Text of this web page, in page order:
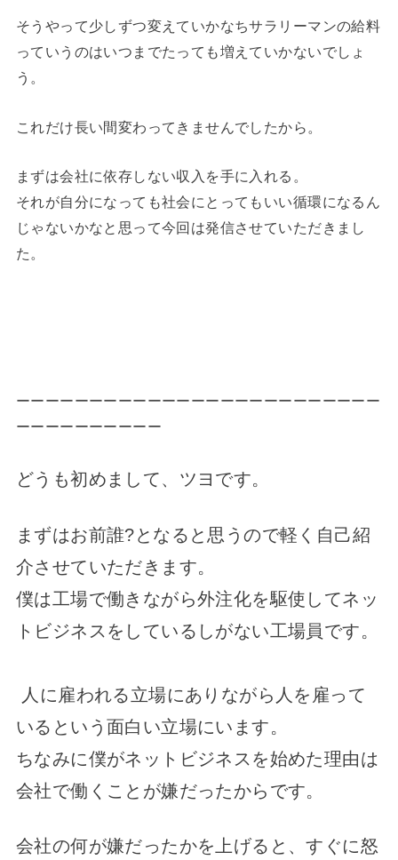
そうやって少しずつ変えていかなちサラリーマンの給料
っていうのはいつまでたっても増えていかないでしょ
う。
これだけ長い間変わってきませんでしたから。
まずは会社に依存しない収入を手に入れる。
それが自分になっても社会にとってもいい循環になるん
じゃないかなと思って今回は発信させていただきまし
た。
ーーーーーーーーーーーーーーーーーーーーーーーーー
ーーーーーーーーーー
どうも初めまして、ツヨです。
まずはお前誰?となると思うので軽く自己紹
介させていただきます。
僕は工場で働きながら外注化を駆使してネッ
トビジネスをしているしがない工場員です。
人に雇われる立場にありながら人を雇って
いるという面白い立場にいます。
ちなみに僕がネットビジネスを始めた理由は
会社で働くことが嫌だったからです。
会社の何が嫌だったかを上げると、すぐに怒